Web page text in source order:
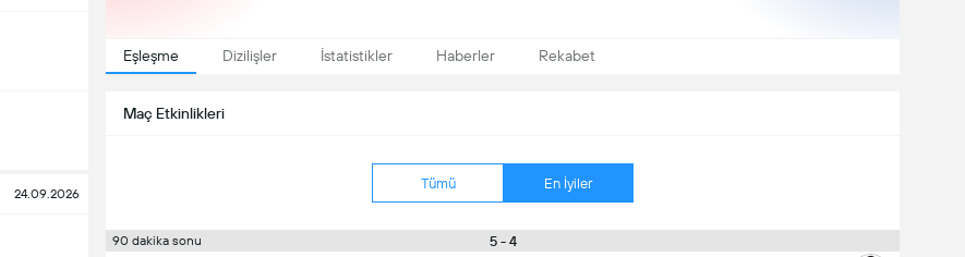
24.09.2026
Eşleşme Dizilişler İstatistikler Haberler Rekabet
Maç Etkinlikleri
Tümü En İyiler
90 dakika sonu 5 - 4